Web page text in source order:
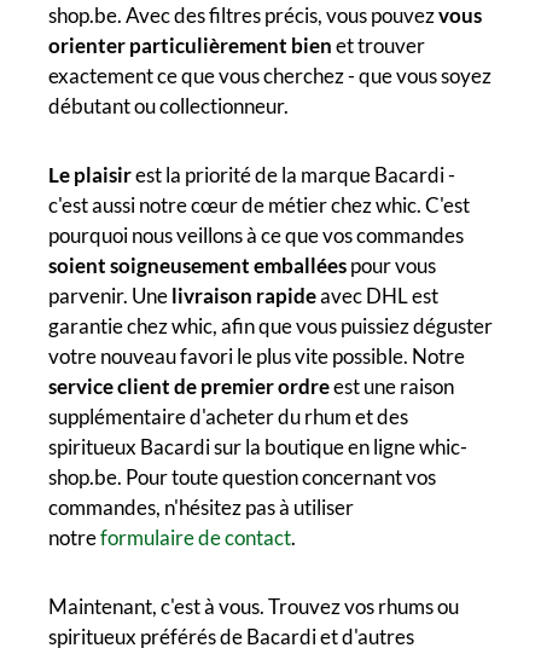
shop.be. Avec des filtres précis, vous pouvezvous
orienter particulièrement bienet trouver
exactement ce que vous cherchez - que vous soyez
débutant ou collectionneur.
Le plaisirest la priorité de la marque Bacardi -
c'est aussi notre cœur de métier chez whic. C'est
pourquoi nous veillons à ce que vos commandes
soient soigneusement emballéespour vous
parvenir. Unelivraison rapideavec DHL est
garantie chez whic, afin que vous puissiez déguster
votre nouveau favori le plus vite possible. Notre
service client de premier ordreest une raison
supplémentaire d'acheter du rhum et des
spiritueux Bacardi sur la boutique en ligne whic-
shop.be. Pour toute question concernant vos
commandes, n'hésitez pas à utiliser
notreformulaire de contact.
Maintenant, c'est à vous. Trouvez vos rhums ou
spiritueux préférés de Bacardi et d'autres